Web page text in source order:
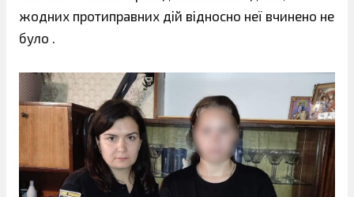
жодних протиправних дій відносно неї вчинено не
було .